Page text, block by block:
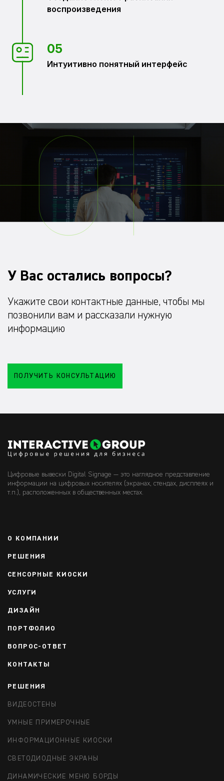
воспроизведения
05
Интуитивно понятный интерфейс
У Вас остались вопросы?
Укажите свои контактные данные, чтобы мы
позвонили вам и рассказали нужную
информацию
ПОЛУЧИТЬ КОНСУЛЬТАЦИЮ
Цифровые вывески Digital Signage — это наглядное представление
информации на цифровых носителях (экранах, стендах, дисплеях и
т.п.), расположенных в общественных местах.
О КОМПАНИИ
РЕШЕНИЯ
СЕНСОРНЫЕ КИОСКИ
УСЛУГИ
ДИЗАЙН
ПОРТФОЛИО
ВОПРОС-ОТВЕТ
КОНТАКТЫ
РЕШЕНИЯ
ВИДЕОСТЕНЫ
УМНЫЕ ПРИМЕРОЧНЫЕ
ИНФОРМАЦИОННЫЕ КИОСКИ
СВЕТОДИОДНЫЕ ЭКРАНЫ
ДИНАМИЧЕСКИЕ МЕНЮ БОРДЫ